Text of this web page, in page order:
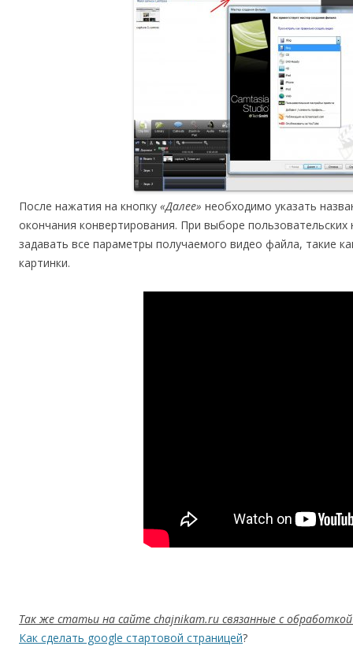
После нажатия на кнопку «Далее» необходимо указать
окончания конвертирования. При выборе
задавать все параметры получаемого видео файла, такие
картинки.
Так же статьи на сайте chajnikam.ru связанные с
Как сделать google стартовой страницей?